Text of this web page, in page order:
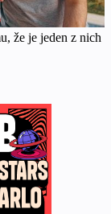
že je jeden z nich